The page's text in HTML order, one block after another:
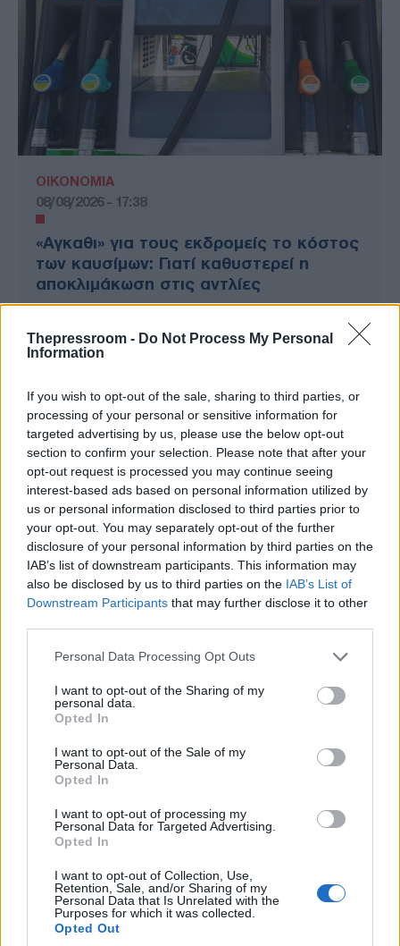
Thepressroom - Do Not Process My Personal
Information
If you wish to opt-out of the sale, sharing to third parties, or
processing of your personal or sensitive information for
targeted advertising by us, please use the below opt-out
section to confirm your selection. Please note that after your
opt-out request is processed you may continue seeing
interest-based ads based on personal information utilized by
us or personal information disclosed to third parties prior to
your opt-out. You may separately opt-out of the further
disclosure of your personal information by third parties on the
IAB’s list of downstream participants. This information may
also be disclosed by us to third parties on the IAB’s List of
Downstream Participants that may further disclose it to other
Please note that this website/app uses one or more Google
not limited to your visit or usage behaviour. You may click to
grant or deny consent to Google and its third-party tags to
use your data for below specified purposes in below Google
consent section.
Personal Data Processing Opt Outs
I want to opt-out of the Sharing of my
personal data.
Opted In
I want to opt-out of the Sale of my
Personal Data.
Opted In
I want to opt-out of processing my
Personal Data for Targeted Advertising.
Opted In
I want to opt-out of Collection, Use,
Retention, Sale, and/or Sharing of my
Personal Data that Is Unrelated with the
Purposes for which it was collected.
Opted Out
ΟΙΚΟΝΟΜΙΑ
08/08/2026 - 17:38
«Αγκαθι» για τους εκδρομείς το κόστος
των καυσίμων: Γιατί καθυστερεί η
αποκλιμάκωση στις αντλίες
ΕΛΛΑΔΑ
08/08/2026 - 17:23
Κόκκινος συναγερμός για πυρκαγιές:
Επικίνδυνο κοκτέιλ «Hot-Dry-Windy» το
περιφέρειες